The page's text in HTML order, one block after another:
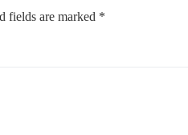
fields are marked *